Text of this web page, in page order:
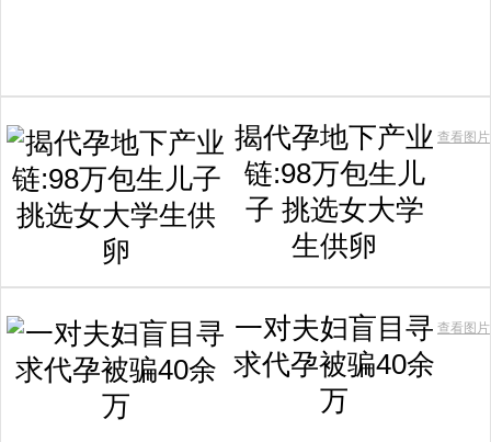
揭代孕地下产业
链:98万包生儿
子 挑选女大学
生供卵
查看图片
一对夫妇盲目寻
求代孕被骗40余
万
查看图片